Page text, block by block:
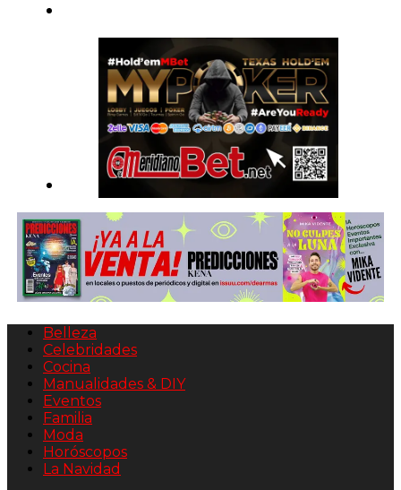
Belleza
Celebridades
Cocina
Manualidades & DIY
Eventos
Familia
Moda
Horóscopos
La Navidad